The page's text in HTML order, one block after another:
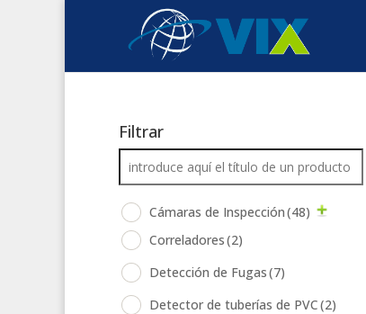
Filtrar
Cámaras de Inspección(48)
Correladores(2)
Detección de Fugas(7)
Detector de tuberías de PVC(2)